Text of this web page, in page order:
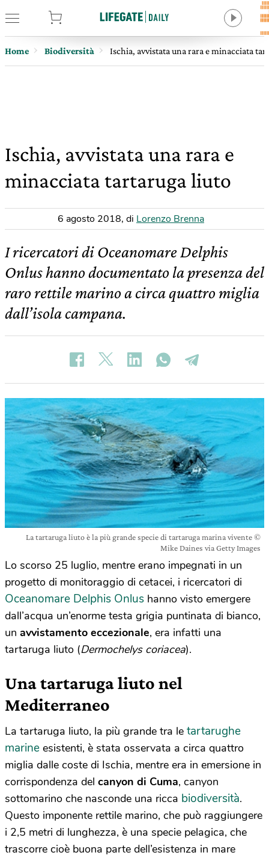
Home Biodiversità Ischia, avvistata una rara e minacciata
Ischia, avvistata una rara e
minacciata tartaruga liuto
6 agosto 2018, di Lorenzo Brenna
I ricercatori di Oceanomare Delphis
Onlus hanno documentato la presenza del
raro rettile marino a circa quattro miglia
dall’isola campana.
La tartaruga liuto è la più grande specie di tartaruga marina vivente ©
Mike Daines via Getty Images
Lo scorso 25 luglio, mentre erano impegnati in un
progetto di monitoraggio di cetacei, i ricercatori di
Oceanomare Delphis Onlus hanno visto emergere
dall’acqua un’enorme testa grigia puntinata di bianco,
un avvistamento eccezionale, era infatti una
tartaruga liuto (Dermochelys coriacea).
Una tartaruga liuto nel
Mediterraneo
La tartaruga liuto, la più grande tra le tartarughe
marine esistenti, è stata osservata a circa quattro
miglia dalle coste di Ischia, mentre era in emersione in
corrispondenza del canyon di Cuma, canyon
sottomarino che nasconde una ricca biodiversità.
Questo imponente rettile marino, che può raggiungere
i 2,5 metri di lunghezza, è una specie pelagica, che
trascorre cioè buona parte dell’esistenza in mare